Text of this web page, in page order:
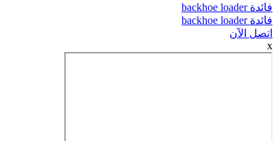
فائدة backhoe loader
فائدة backhoe loader
اتصل الآن
x